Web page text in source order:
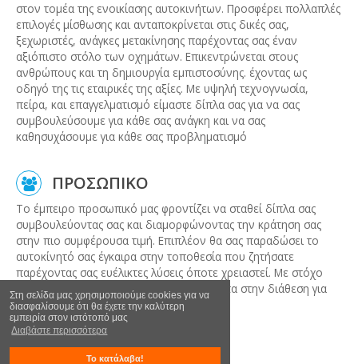
Στη σελίδα μας χρησιμοποιούμε cookies για να
διασφαλίσουμε ότι θα έχετε την καλύτερη
εμπειρία στον ιστότοπό μας
Διαβάστε περισσότερα
Το κατάλαβα!
στον τομέα της ενοικίασης αυτοκινήτων. Προσφέρει πολλαπλές
επιλογές μίσθωσης και ανταποκρίνεται στις δικές σας,
ξεχωριστές, ανάγκες μετακίνησης παρέχοντας σας έναν
αξιόπιστο στόλο των οχημάτων. Επικεντρώνεται στους
ανθρώπους και τη δημιουργία εμπιστοσύνης. έχοντας ως
οδηγό της τις εταιρικές της αξίες. Με υψηλή τεχνογνωσία,
πείρα, και επαγγελματισμό είμαστε δίπλα σας για να σας
συμβουλεύσουμε για κάθε σας ανάγκη και να σας
καθησυχάσουμε για κάθε σας προβληματισμό
ΠΡΟΣΩΠΙΚΟ
Το έμπειρο προσωπικό μας φροντίζει να σταθεί δίπλα σας
συμβουλεύοντας σας και διαμορφώνοντας την κράτηση σας
στην πιο συμφέρουσα τιμή. Επιπλέον θα σας παραδώσει το
αυτοκίνητό σας έγκαιρα στην τοποθεσία που ζητήσατε
παρέχοντας σας ευέλικτες λύσεις όποτε χρειαστεί. Με στόχο
την άριστη εξυπηρέτηση σας είμαστε πάντα στην διάθεση για
να καλύψουμε τις ανάγκες σας!